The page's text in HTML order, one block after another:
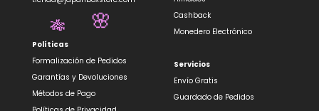
Políticas
Formalización de Pedidos
Garantías y Devoluciones
Métodos de Pago
Cashback
Monedero Electrónico
Servicios
Envío Gratis
Guardado de Pedidos
🌸
🎋